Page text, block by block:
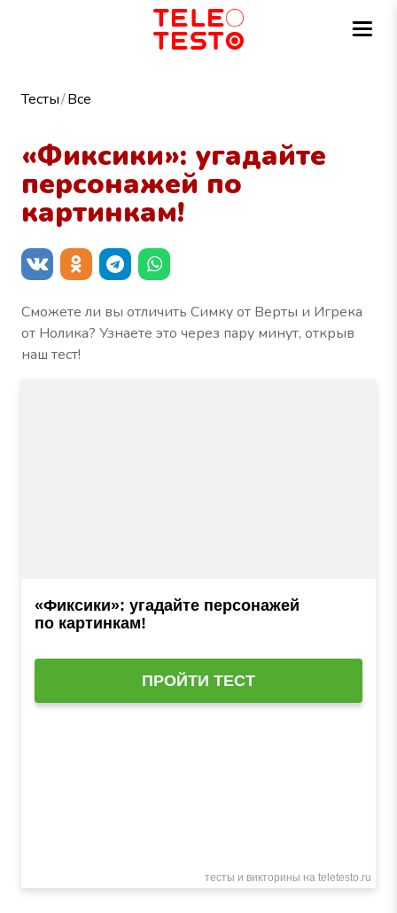
Тесты Все
«Фиксики»: угадайте
персонажей по
картинкам!
Сможете ли вы отличить Симку от Верты и Игрека
от Нолика? Узнаете это через пару минут, открыв
наш тест!